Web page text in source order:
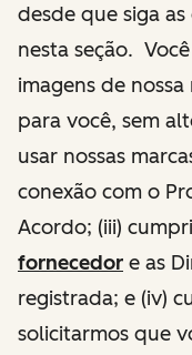
desde que siga
nesta seção.
imagens de
para você, sem
usar nossas
conexão com o
Acordo; (iii)
fornecedor e as
registrada; e (iv)
solicitarmos que